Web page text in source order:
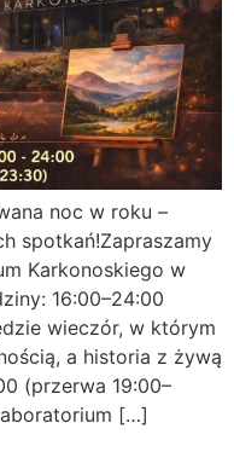
noc w roku –
spotkań!Zapraszamy
Karkonoskiego w
16:00–24:00
wieczór, w którym
a historia z żywą
(przerwa 19:00–
[…]